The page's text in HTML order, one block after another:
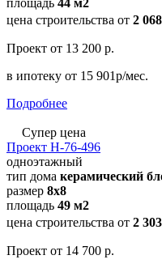
цена строительства от 2
Проект от 13 200 р.
в ипотеку от 15 901р/мес.
Подробнее
Супер цена
Проект Н-76-496
одноэтажный
тип дома керамический
размер 8х8
площадь 49 м2
цена строительства от 2
Проект от 14 700 р.